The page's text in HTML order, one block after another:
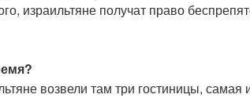
израильтяне получат право
возвели там три гостиницы, самая